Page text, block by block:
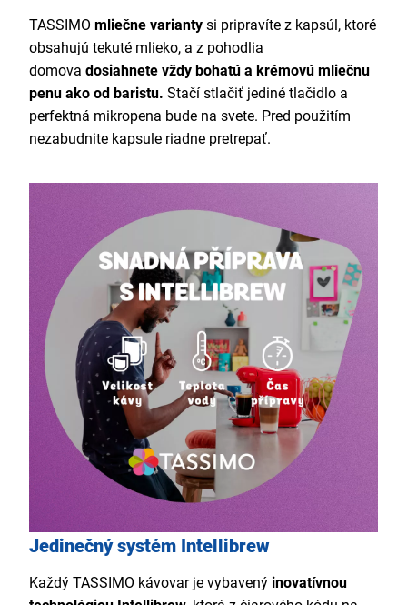
TASSIMO mliečne varianty si pripravíte z kapsúl, ktoré
obsahujú tekuté mlieko, a z pohodlia
domova dosiahnete vždy bohatú a krémovú mliečnu
penu ako od baristu. Stačí stlačiť jediné tlačidlo a
perfektná mikropena bude na svete. Pred použitím
nezabudnite kapsule riadne pretrepať.
Jedinečný systém Intellibrew
Každý TASSIMO kávovar je vybavený inovatívnou